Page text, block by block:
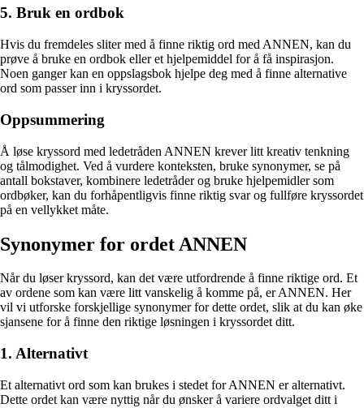
5. Bruk en ordbok
Hvis du fremdeles sliter med å finne riktig ord med ANNEN, kan du
prøve å bruke en ordbok eller et hjelpemiddel for å få inspirasjon.
Noen ganger kan en oppslagsbok hjelpe deg med å finne alternative
ord som passer inn i kryssordet.
Oppsummering
Å løse kryssord med ledetråden ANNEN krever litt kreativ tenkning
og tålmodighet. Ved å vurdere konteksten, bruke synonymer, se på
antall bokstaver, kombinere ledetråder og bruke hjelpemidler som
ordbøker, kan du forhåpentligvis finne riktig svar og fullføre kryssordet
på en vellykket måte.
Synonymer for ordet ANNEN
Når du løser kryssord, kan det være utfordrende å finne riktige ord. Et
av ordene som kan være litt vanskelig å komme på, er ANNEN. Her
vil vi utforske forskjellige synonymer for dette ordet, slik at du kan øke
sjansene for å finne den riktige løsningen i kryssordet ditt.
1. Alternativt
Et alternativt ord som kan brukes i stedet for ANNEN er alternativt.
Dette ordet kan være nyttig når du ønsker å variere ordvalget ditt i